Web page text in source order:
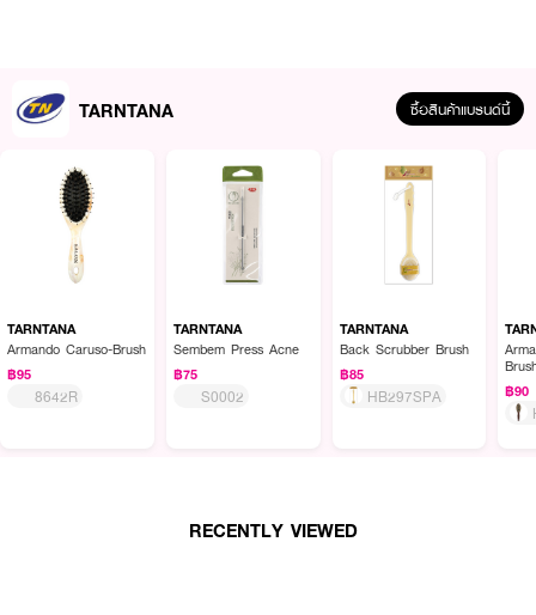
TARNTANA ซื้อสินค้าแบรนด์นี้
TARNTANA
Armando Caruso-Brush
฿95
8642R
TARNTANA
Sembem Press Acne
฿75
S0002
TARNTANA
Back Scrubber Brush
฿85
HB297SPA
฿90
RECENTLY VIEWED